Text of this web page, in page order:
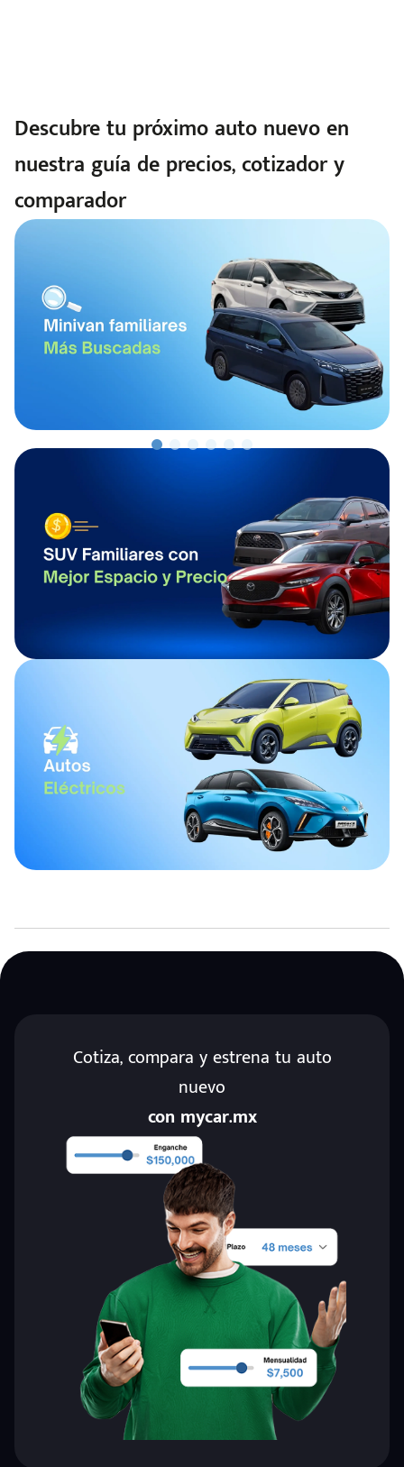
Descubre tu próximo auto nuevo en
nuestra guía de precios, cotizador y
comparador
Cotiza, compara y estrena tu auto
nuevo
con mycar.mx